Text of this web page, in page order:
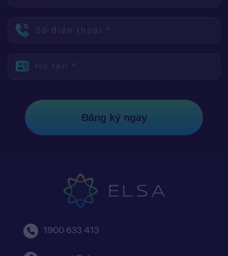
Số điện thoại *
Họ tên *
Đăng ký ngay
1900 633 413